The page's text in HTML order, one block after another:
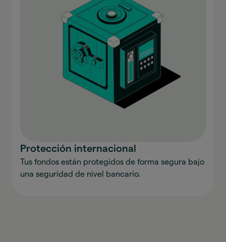
Protección internacional
Tus fondos están protegidos de forma segura bajo
una seguridad de nivel bancario.